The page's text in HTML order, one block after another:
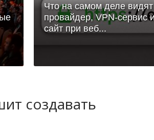
Что на самом деле видят
провайдер, VPN-сервис
сайт при веб...
создавать